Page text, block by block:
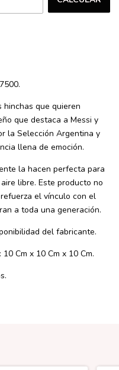
hinchas que quieren
que destaca a Messi y
la Selección Argentina y
llena de emoción.
la hacen perfecta para
libre. Este producto no
el vínculo con el
a toda una generación.
del fabricante.
Cm x 10 Cm x 10 Cm.